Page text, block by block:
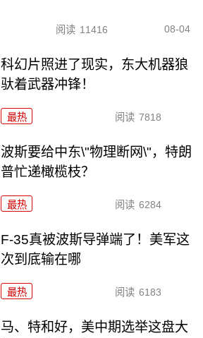
阅读 11416 08-04
科幻片照进了现实，东大机器狼
驮着武器冲锋！
最热 阅读 7818
波斯要给中东\"物理断网\"，特朗
普忙递橄榄枝？
最热 阅读 6284
F-35真被波斯导弹端了！美军这
次到底输在哪
最热 阅读 6183
马、特和好，美中期选举这盘大